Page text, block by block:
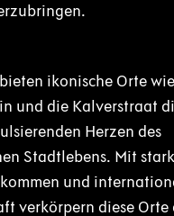
ikonische Orte
und die Kalverstraat
Herzen des
Stadtlebens. Mit
und
verkörpern diese Orte